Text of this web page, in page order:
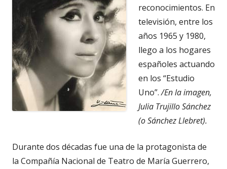
reconocimientos. En
televisión, entre los
años 1965 y 1980,
llego a los hogares
españoles actuando
en los “Estudio
Uno”./En la imagen,
Julia Trujillo Sánchez
(o Sánchez Llebret).
Durante dos décadas fue una de la protagonista de
la Compañía Nacional de Teatro de María Guerrero,